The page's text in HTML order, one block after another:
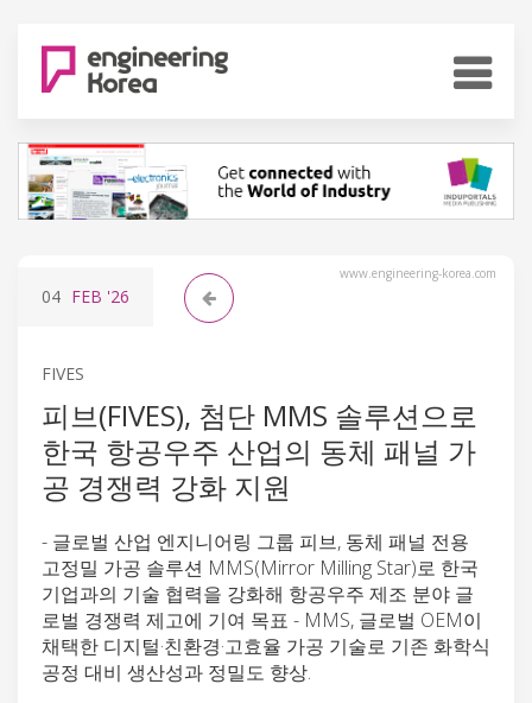
www.engineering-korea.com
04 FEB '26
FIVES
피브(FIVES), 첨단 MMS 솔루션으로
한국 항공우주 산업의 동체 패널 가
공 경쟁력 강화 지원
- 글로벌 산업 엔지니어링 그룹 피브, 동체 패널 전용
고정밀 가공 솔루션 MMS(Mirror Milling Star)로 한국
기업과의 기술 협력을 강화해 항공우주 제조 분야 글
로벌 경쟁력 제고에 기여 목표 - MMS, 글로벌 OEM이
채택한 디지털·친환경·고효율 가공 기술로 기존 화학식
공정 대비 생산성과 정밀도 향상.